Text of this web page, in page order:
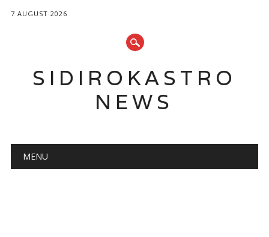
7 AUGUST 2026
SIDIROKASTRO
NEWS
Main menu
MENU